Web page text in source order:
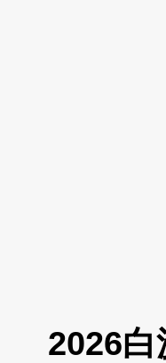
2026白